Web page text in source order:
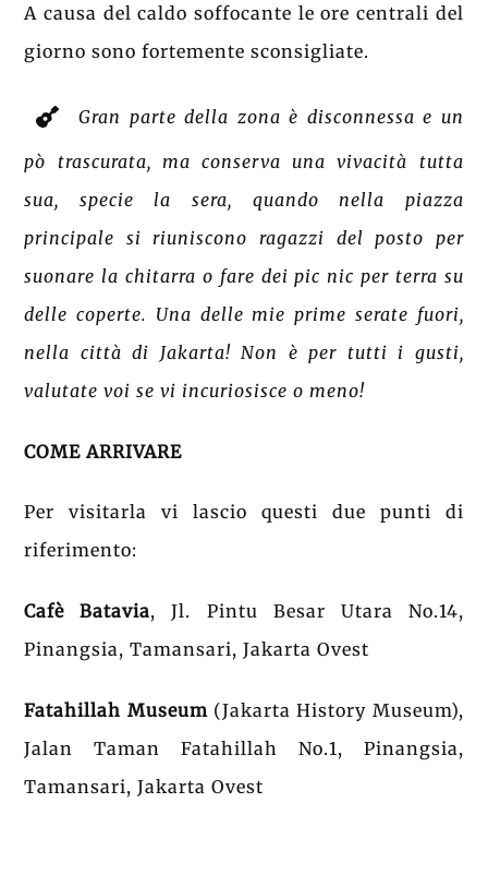
A causa del caldo soffocante le ore centrali del
giorno sono fortemente sconsigliate.
Gran parte della zona è disconnessa e un
pò trascurata, ma conserva una vivacità tutta
sua, specie la sera, quando nella piazza
principale si riuniscono ragazzi del posto per
suonare la chitarra o fare dei pic nic per terra su
delle coperte. Una delle mie prime serate fuori,
nella città di Jakarta! Non è per tutti i gusti,
valutate voi se vi incuriosisce o meno!
COME ARRIVARE
Per visitarla vi lascio questi due punti di
riferimento:
Cafè Batavia, Jl. Pintu Besar Utara No.14,
Pinangsia, Tamansari, Jakarta Ovest
Fatahillah Museum(Jakarta History Museum),
Jalan Taman Fatahillah No.1, Pinangsia,
Tamansari, Jakarta Ovest